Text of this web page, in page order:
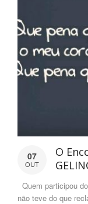
07
OUT
O
Quem participou
não teve do que